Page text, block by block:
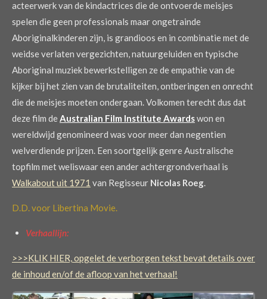
acteerwerk van de kindactrices die de ontvoerde meisjes
spelen die geen professionals maar ongetrainde
Aboriginalkinderen zijn, is grandioos en in combinatie met de
weidse verlaten vergezichten, natuurgeluiden en typische
Aboriginal muziek bewerkstelligen ze de empathie van de
kijker bij het zien van de brutaliteiten, ontberingen en onrecht
die de meisjes moeten ondergaan. Volkomen terecht dus dat
deze film deAustralian Film Institute Awardswon en
wereldwijd genomineerd was voor meer dan negentien
welverdiende prijzen. Een soortgelijk genre Australische
topfilm met weliswaar een ander achtergrondverhaal is
Walkabout uit 1971 van Regisseur Nicolas Roeg.
D.D. voor Libertina Movie.
Verhaallijn:
>>>KLIK HIER, opgelet de verborgen tekst bevat details over
de inhoud en/of de afloop van het verhaal!